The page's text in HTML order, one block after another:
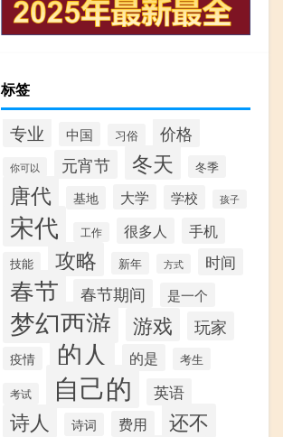
标签
专业 中国 习俗 价格
你可以 元宵节 冬天 冬季
唐代 基地 大学 学校 孩子
宋代 工作 很多人 手机
技能 攻略 新年 方式 时间
春节 春节期间 是一个
梦幻西游 游戏 玩家
疫情 的人 的是 考生
考试 自己的 英语
诗人 诗词 费用 还不